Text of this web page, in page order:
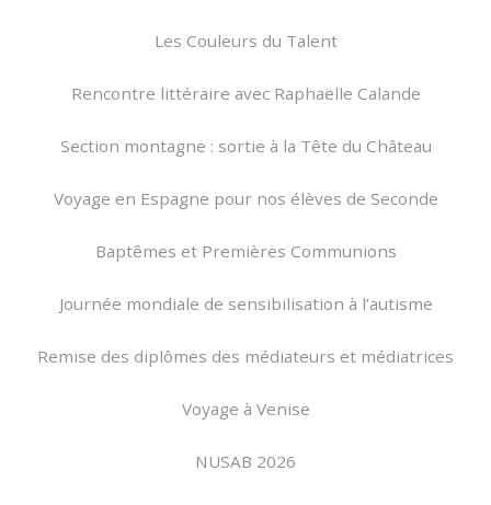
Les Couleurs du Talent
Rencontre littéraire avec Raphaëlle Calande
Section montagne : sortie à la Tête du Château
Voyage en Espagne pour nos élèves de Seconde
Baptêmes et Premières Communions
Journée mondiale de sensibilisation à l’autisme
Remise des diplômes des médiateurs et médiatrices
Voyage à Venise
NUSAB 2026